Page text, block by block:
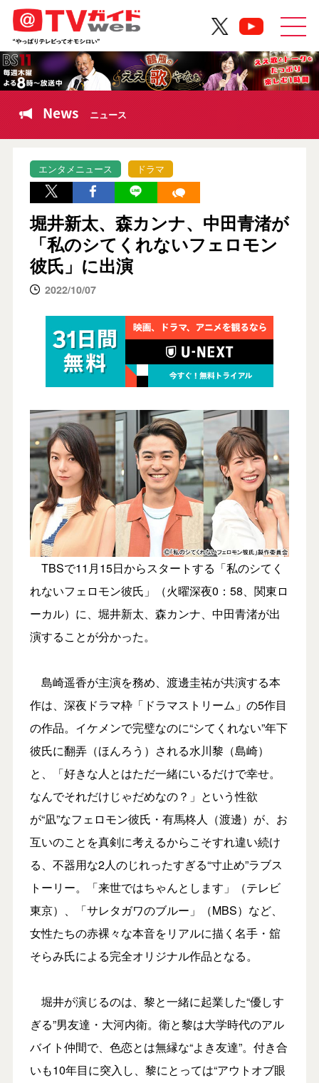
News ニュース
エンタメニュース ドラマ
堀井新太、森カンナ、中田青渚が
「私のシてくれないフェロモン
彼氏」に出演
2022/10/07
TBSで11月15日からスタートする「私のシてく
れないフェロモン彼氏」（火曜深夜0：58、関東ロ
ーカル）に、堀井新太、森カンナ、中田青渚が出
演することが分かった。
島崎遥香が主演を務め、渡邊圭祐が共演する本
作は、深夜ドラマ枠「ドラマストリーム」の5作目
の作品。イケメンで完璧なのに“シてくれない”年下
彼氏に翻弄（ほんろう）される水川黎（島崎）
と、「好きな人とはただ一緒にいるだけで幸せ。
なんでそれだけじゃだめなの？」という性欲
が“凪”なフェロモン彼氏・有馬柊人（渡邊）が、お
互いのことを真剣に考えるからこそすれ違い続け
る、不器用な2人のじれったすぎる“寸止め”ラブス
トーリー。「来世ではちゃんとします」（テレビ
東京）、「サレタガワのブルー」（MBS）など、
女性たちの赤裸々な本音をリアルに描く名手・舘
そらみ氏による完全オリジナル作品となる。
堀井が演じるのは、黎と一緒に起業した“優しす
ぎる”男友達・大河内衛。衛と黎は大学時代のアル
バイト仲間で、色恋とは無縁な“よき友達”。付き合
いも10年目に突入し、黎にとっては“アウトオブ眼